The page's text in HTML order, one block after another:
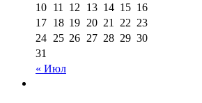
« Июл
10 11 12 13 14 15 16
17 18 19 20 21 22 23
24 25 26 27 28 29 30
31